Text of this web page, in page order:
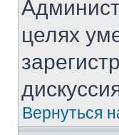
целях
Вернуться